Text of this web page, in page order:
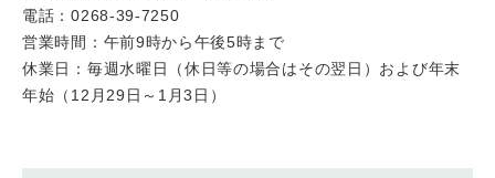
電話：0268-39-7250
営業時間：午前9時から午後5時まで
休業日：毎週水曜日（休日等の場合はその翌日）および年末
年始（12月29日～1月3日）